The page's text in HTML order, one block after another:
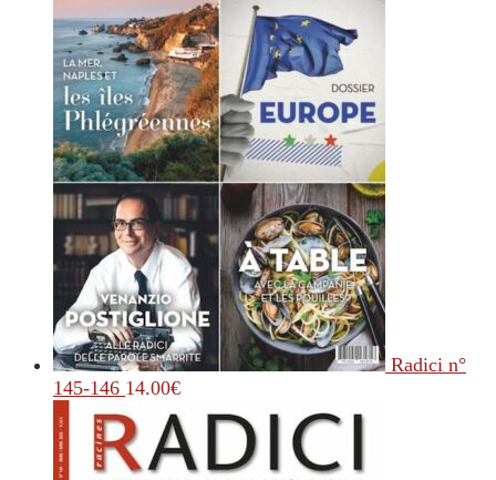
Radici n°
145-146 14.00€